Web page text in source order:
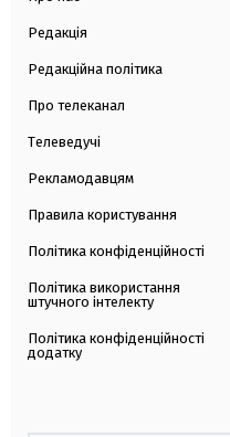
Редакція
Редакційна політика
Про телеканал
Телеведучі
Рекламодавцям
Правила користування
Політика конфіденційності
Політика використання
штучного інтелекту
Політика конфіденційності
додатку